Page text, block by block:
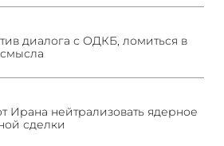
диалога с ОДКБ, ломиться в
нейтрализовать ядерное
сделки